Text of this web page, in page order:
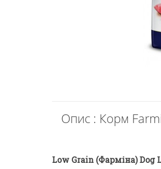
Опис : Корм
Low Grain (Фарміна) Dog